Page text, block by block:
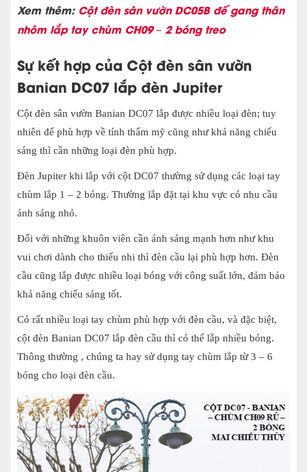
Xem thêm: Cột đèn sân vườn DC05B đế gang thân
nhôm lắp tay chùm CH09 – 2 bóng treo
Sự kết hợp của Cột đèn sân vườn
Banian DC07 lắp đèn Jupiter
Cột đèn sân vườn Banian DC07 lắp được nhiều loại đèn; tuy
nhiên để phù hợp về tính thẩm mỹ cũng như khả năng chiếu
sáng thì cần những loại đèn phù hợp.
Đèn Jupiter khi lắp với cột DC07 thường sử dụng các loại tay
chùm lắp 1 – 2 bóng. Thường lắp đặt tại khu vực có nhu cầu
ánh sáng nhỏ.
Đối với những khuôn viên cần ánh sáng mạnh hơn như khu
vui chơi dành cho thiếu nhi thì đèn cầu lại phù hợp hơn. Đèn
cầu cũng lắp được nhiều loại bóng với công suất lớn, đảm bảo
khả năng chiếu sáng tốt.
Có rất nhiều loại tay chùm phù hợp với đèn cầu, và đặc biệt,
cột đèn Banian DC07 lắp đèn cầu thì có thể lắp nhiều bóng.
Thông thường , chúng ta hay sử dụng tay chùm lắp từ 3 – 6
bóng cho loại đèn cầu.